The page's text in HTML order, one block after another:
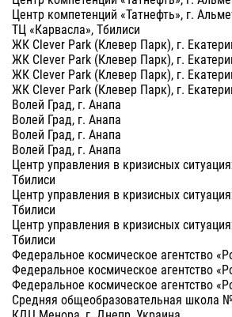
Центр компетенций «Татнефть», г.
ТЦ «Карвасла», Тбилиси
ЖК Clever Park (Клевер Парк), г.
ЖК Clever Park (Клевер Парк), г.
ЖК Clever Park (Клевер Парк), г.
ЖК Clever Park (Клевер Парк), г.
Волей Град, г. Анапа
Волей Град, г. Анапа
Волей Град, г. Анапа
Волей Град, г. Анапа
Центр управления в кризисных
Тбилиси
Центр управления в кризисных
Тбилиси
Центр управления в кризисных
Тбилиси
Федеральное космическое агентство
Федеральное космическое агентство
Федеральное космическое агентство
Средняя общеобразовательная школа